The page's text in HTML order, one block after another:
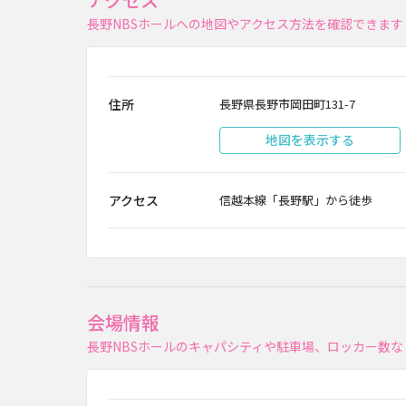
長野NBSホールへの地図やアクセス方法を確認できます
住所 長野県長野市岡田町131-7
地図を表示する
アクセス 信越本線「長野駅」から徒歩
会場情報
長野NBSホールのキャパシティや駐車場、ロッカー数